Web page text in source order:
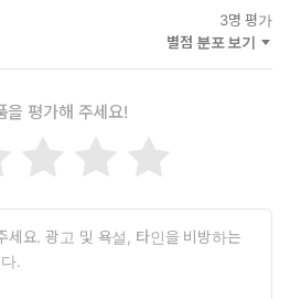
3명 평가
별점 분포 보기
을 평가해 주세요!